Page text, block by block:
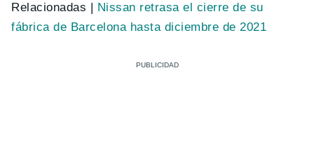
Relacionadas |
Nissan retrasa el cierre de su
fábrica de Barcelona hasta diciembre de 2021